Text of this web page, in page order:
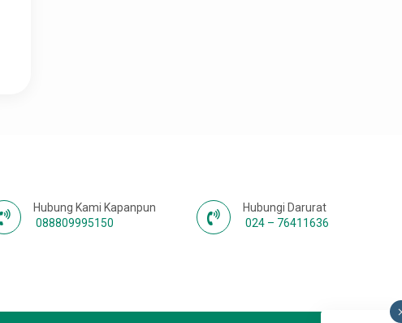
Hubungi Darurat
024 – 76411636
Hubung Kami Kapanpun
088809995150